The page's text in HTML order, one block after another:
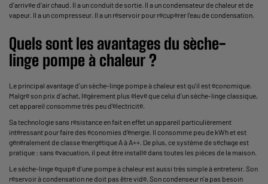
d’arrivée d’air chaud. Il a un conduit de sortie. Il a un condensateur de chaleur et de
vapeur. Il a un compresseur. Il a un réservoir pour récupérer l’eau de condensation.
Quels sont les avantages du sèche-
linge pompe à chaleur ?
Le principal avantage d’un sèche-linge pompe à chaleur est qu’il est économique.
Malgré son prix d’achat, légèrement plus élevé que celui d’un sèche-linge classique,
cet appareil consomme très peu d’électricité.
Sa technologie sans résistance en fait en effet un appareil particulièrement
intéressant pour faire des économies d’énergie. Il consomme peu de kWh et est
généralement de classe énergétique A à A++. De plus, ce système de séchage est
pratique : sans évacuation, il peut être installé dans toutes les pièces de la maison.
Le sèche-linge équipé d’une pompe à chaleur est aussi très simple à entretenir. Son
réservoir à condensation ne doit pas être vidé. Son condenseur n'a pas besoin